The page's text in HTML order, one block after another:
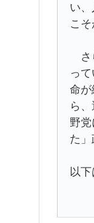
い
こ
さ
っ
命が
ら
野
た
以